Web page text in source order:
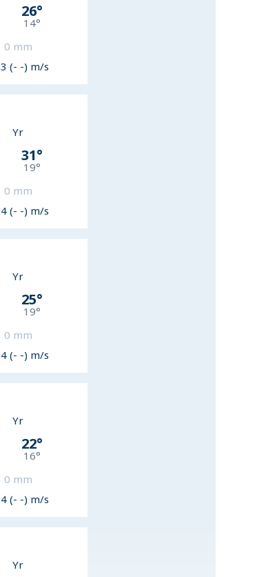
26°
14°
0 mm
3 (- -) m/s
Yr
31°
19°
0 mm
4 (- -) m/s
Yr
25°
19°
0 mm
4 (- -) m/s
Yr
22°
16°
0 mm
4 (- -) m/s
Yr